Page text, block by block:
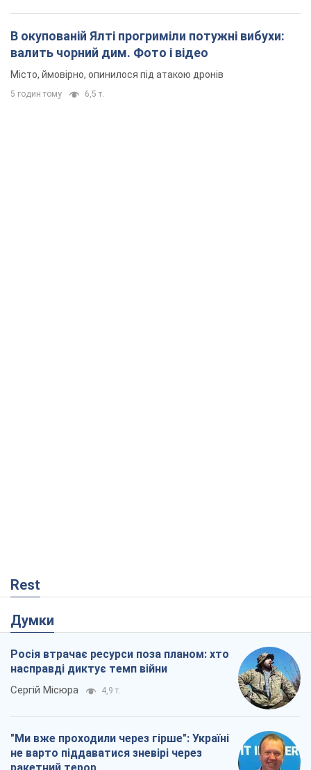
В окупованій Ялті прогриміли потужні вибухи:
валить чорний дим. Фото і відео
Місто, ймовірно, опинилося під атакою дронів
5 годин тому 6,5 т.
Rest
Думки
Росія втрачає ресурси поза планом: хто
насправді диктує темп війни
Сергій Місюра 4,9 т.
"Ми вже проходили через гірше": Україні
не варто піддаватися зневірі через